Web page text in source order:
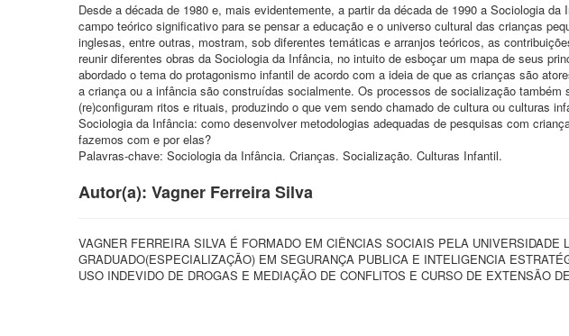
Desde a década de 1980 e, mais evidentemente, a partir da década de 1990 a Sociologia
campo teórico significativo para se pensar a educação e o universo cultural das crianças
inglesas, entre outras, mostram, sob diferentes temáticas e arranjos teóricos, as
reunir diferentes obras da Sociologia da Infância, no intuito de esboçar um mapa de seus
abordado o tema do protagonismo infantil de acordo com a ideia de que as crianças são
a criança ou a infância são construídas socialmente. Os processos de socialização
(re)configuram ritos e rituais, produzindo o que vem sendo chamado de cultura ou culturas
Sociologia da Infância: como desenvolver metodologias adequadas de pesquisas com
fazemos com e por elas?
Palavras-chave: Sociologia da Infância. Crianças. Socialização. Culturas Infantil.
Autor(a): Vagner Ferreira Silva
VAGNER FERREIRA SILVA É FORMADO EM CIÊNCIAS SOCIAIS PELA UNIVERSIDADE
GRADUADO(ESPECIALIZAÇÃO) EM SEGURANÇA PUBLICA E INTELIGENCIA
USO INDEVIDO DE DROGAS E MEDIAÇÃO DE CONFLITOS E CURSO DE EXTENSÃO